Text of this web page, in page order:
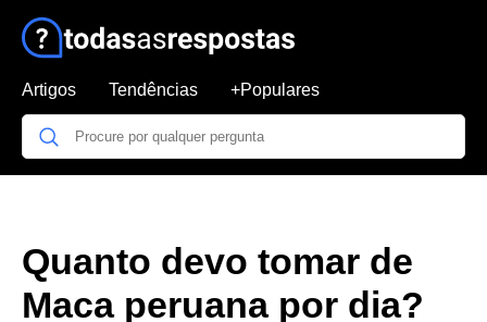
Artigos Tendências +Populares
Quanto devo tomar de
Maca peruana por dia?